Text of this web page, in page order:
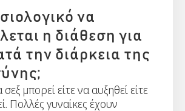
να
η διάθεση για
την διάρκεια της
μπορεί είτε να αυξηθεί είτε
Πολλές γυναίκες έχουν